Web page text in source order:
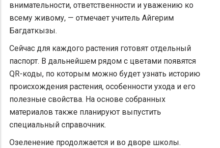
внимательности, ответственности и уважению ко
всему живому, — отмечает учитель Айгерим
Багдаткызы.
Сейчас для каждого растения готовят отдельный
паспорт. В дальнейшем рядом с цветами появятся
QR-коды, по которым можно будет узнать историю
происхождения растения, особенности ухода и его
полезные свойства. На основе собранных
материалов также планируют выпустить
специальный справочник.
Озеленение продолжается и во дворе школы.